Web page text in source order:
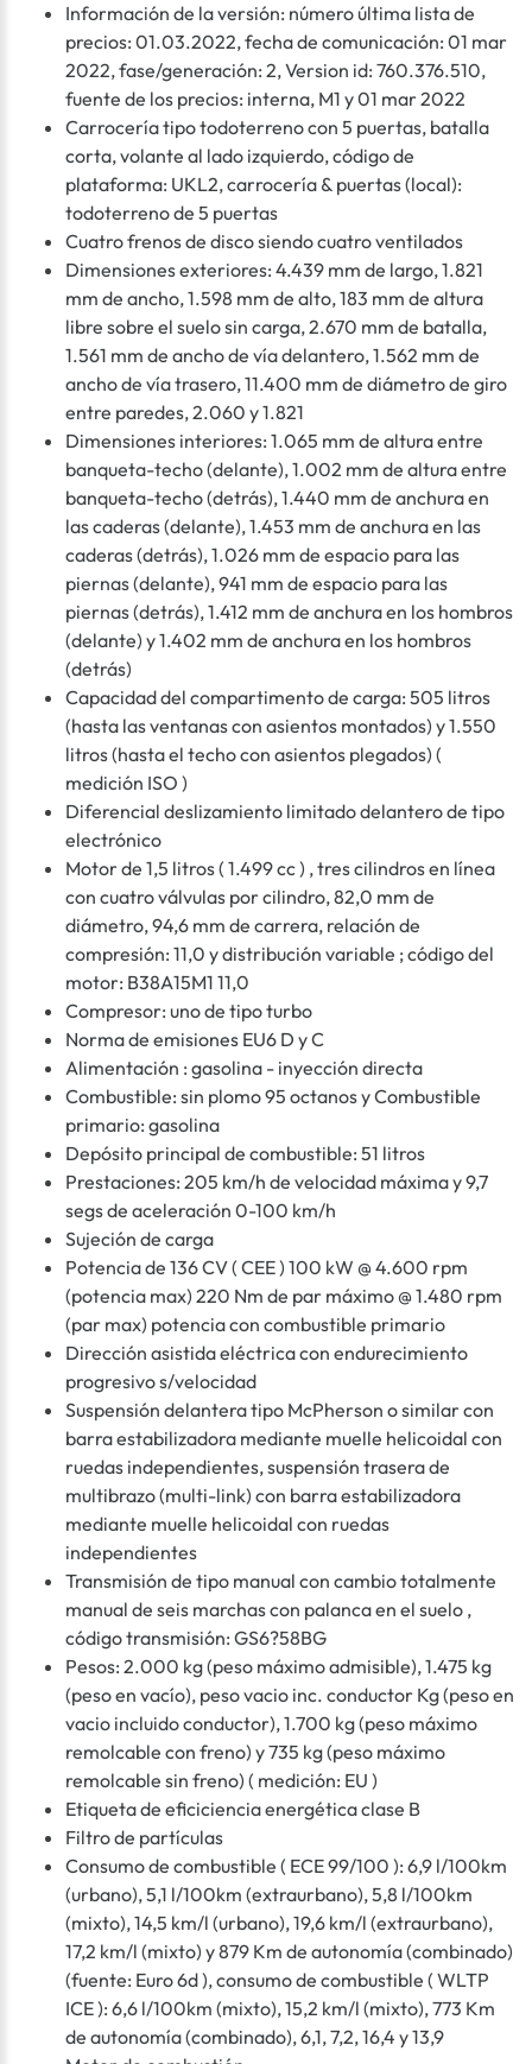
Información de la versión: número última lista de
precios: 01.03.2022, fecha de comunicación: 01 mar
2022, fase/generación: 2, Version id: 760.376.510,
fuente de los precios: interna, M1 y 01 mar 2022
Carrocería tipo todoterreno con 5 puertas, batalla
corta, volante al lado izquierdo, código de
plataforma: UKL2, carrocería & puertas (local):
todoterreno de 5 puertas
Cuatro frenos de disco siendo cuatro ventilados
Dimensiones exteriores: 4.439 mm de largo, 1.821
mm de ancho, 1.598 mm de alto, 183 mm de altura
libre sobre el suelo sin carga, 2.670 mm de batalla,
1.561 mm de ancho de vía delantero, 1.562 mm de
ancho de vía trasero, 11.400 mm de diámetro de giro
entre paredes, 2.060 y 1.821
Dimensiones interiores: 1.065 mm de altura entre
banqueta-techo (delante), 1.002 mm de altura entre
banqueta-techo (detrás), 1.440 mm de anchura en
las caderas (delante), 1.453 mm de anchura en las
caderas (detrás), 1.026 mm de espacio para las
piernas (delante), 941 mm de espacio para las
piernas (detrás), 1.412 mm de anchura en los hombros
(delante) y 1.402 mm de anchura en los hombros
(detrás)
Capacidad del compartimento de carga: 505 litros
(hasta las ventanas con asientos montados) y 1.550
litros (hasta el techo con asientos plegados) (
medición ISO )
Diferencial deslizamiento limitado delantero de tipo
electrónico
Motor de 1,5 litros ( 1.499 cc ) , tres cilindros en línea
con cuatro válvulas por cilindro, 82,0 mm de
diámetro, 94,6 mm de carrera, relación de
compresión: 11,0 y distribución variable ; código del
motor: B38A15M1 11,0
Compresor: uno de tipo turbo
Norma de emisiones EU6 D y C
Alimentación : gasolina - inyección directa
Combustible: sin plomo 95 octanos y Combustible
primario: gasolina
Depósito principal de combustible: 51 litros
Prestaciones: 205 km/h de velocidad máxima y 9,7
segs de aceleración 0-100 km/h
Sujeción de carga
Potencia de 136 CV ( CEE ) 100 kW @ 4.600 rpm
(potencia max) 220 Nm de par máximo @ 1.480 rpm
(par max) potencia con combustible primario
Dirección asistida eléctrica con endurecimiento
progresivo s/velocidad
Suspensión delantera tipo McPherson o similar con
barra estabilizadora mediante muelle helicoidal con
ruedas independientes, suspensión trasera de
multibrazo (multi-link) con barra estabilizadora
mediante muelle helicoidal con ruedas
independientes
Transmisión de tipo manual con cambio totalmente
manual de seis marchas con palanca en el suelo ,
código transmisión: GS6?58BG
Pesos: 2.000 kg (peso máximo admisible), 1.475 kg
(peso en vacío), peso vacio inc. conductor Kg (peso en
vacio incluido conductor), 1.700 kg (peso máximo
remolcable con freno) y 735 kg (peso máximo
remolcable sin freno) ( medición: EU )
Etiqueta de eficiciencia energética clase B
Filtro de partículas
Consumo de combustible ( ECE 99/100 ): 6,9 l/100km
(urbano), 5,1 l/100km (extraurbano), 5,8 l/100km
(mixto), 14,5 km/l (urbano), 19,6 km/l (extraurbano),
17,2 km/l (mixto) y 879 Km de autonomía (combinado)
(fuente: Euro 6d ), consumo de combustible ( WLTP
ICE ): 6,6 l/100km (mixto), 15,2 km/l (mixto), 773 Km
de autonomía (combinado), 6,1, 7,2, 16,4 y 13,9